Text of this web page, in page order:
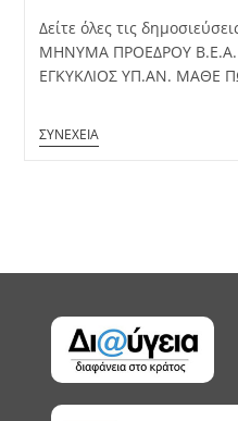
Δείτε όλες τις
ΜΗΝΥΜΑ ΠΡΟΕΔΡΟΥ
ΕΓΚΥΚΛΙΟΣ ΥΠ.ΑΝ. ΜΑΘΕ